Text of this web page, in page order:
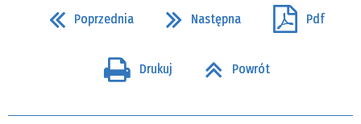
Poprzednia Następna Pdf
Drukuj Powrót